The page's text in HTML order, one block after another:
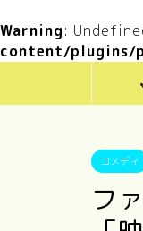
Warning:
content/plugins/
コメディ
フ